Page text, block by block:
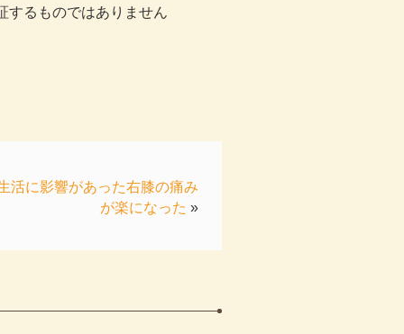
するものではありません
活に影響があった右膝の痛み
が楽になった »